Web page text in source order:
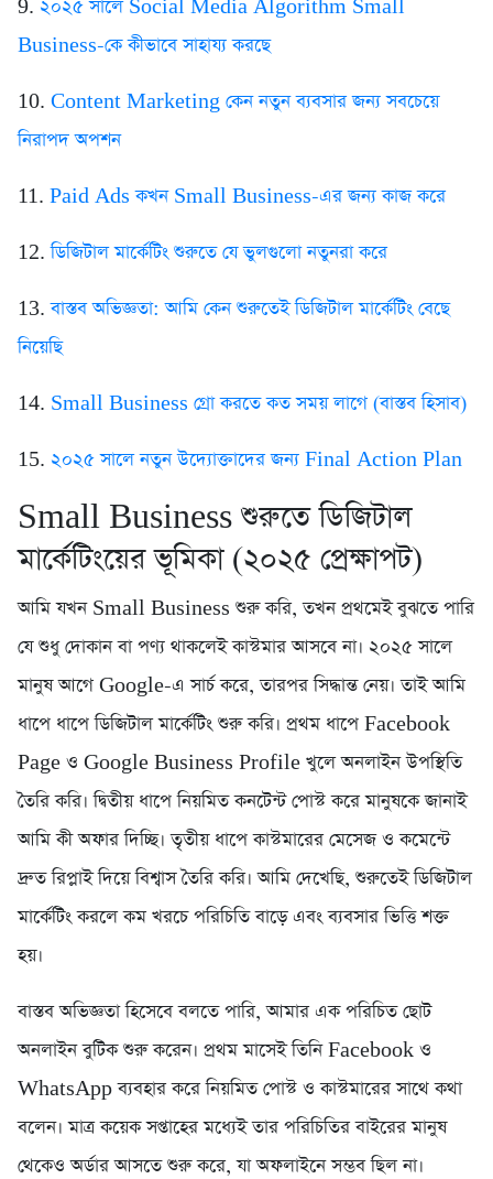
9. ২০২৫ সালে Social Media Algorithm Small
Business-কে কীভাবে সাহায্য করছে
10. Content Marketing কেন নতুন ব্যবসার জন্য সবচেয়ে
নিরাপদ অপশন
11. Paid Ads কখন Small Business-এর জন্য কাজ করে
12.ডিজিটাল মার্কেটিং শুরুতে যে ভুলগুলো নতুনরা করে
13.বাস্তব অভিজ্ঞতা: আমি কেন শুরুতেই ডিজিটাল মার্কেটিং বেছে
নিয়েছি
14. Small Business গ্রো করতে কত সময় লাগে (বাস্তব হিসাব)
15. ২০২৫ সালে নতুন উদ্যোক্তাদের জন্য Final Action Plan
Small Business শুরুতে ডিজিটাল
মার্কেটিংয়ের ভূমিকা (২০২৫ প্রেক্ষাপট)
আমি যখন Small Business শুরু করি, তখন প্রথমেই বুঝতে পারি
যে শুধু দোকান বা পণ্য থাকলেই কাস্টমার আসবে না। ২০২৫ সালে
মানুষ আগে Google-এ সার্চ করে, তারপর সিদ্ধান্ত নেয়। তাই আমি
ধাপে ধাপে ডিজিটাল মার্কেটিং শুরু করি। প্রথম ধাপে Facebook
Page ও Google Business Profile খুলে অনলাইন উপস্থিতি
তৈরি করি। দ্বিতীয় ধাপে নিয়মিত কনটেন্ট পোস্ট করে মানুষকে জানাই
আমি কী অফার দিচ্ছি। তৃতীয় ধাপে কাস্টমারের মেসেজ ও কমেন্টে
দ্রুত রিপ্লাই দিয়ে বিশ্বাস তৈরি করি। আমি দেখেছি, শুরুতেই ডিজিটাল
মার্কেটিং করলে কম খরচে পরিচিতি বাড়ে এবং ব্যবসার ভিত্তি শক্ত
হয়।
বাস্তব অভিজ্ঞতা হিসেবে বলতে পারি, আমার এক পরিচিত ছোট
অনলাইন বুটিক শুরু করেন। প্রথম মাসেই তিনি Facebook ও
WhatsApp ব্যবহার করে নিয়মিত পোস্ট ও কাস্টমারের সাথে কথা
বলেন। মাত্র কয়েক সপ্তাহের মধ্যেই তার পরিচিতির বাইরের মানুষ
থেকেও অর্ডার আসতে শুরু করে, যা অফলাইনে সম্ভব ছিল না।